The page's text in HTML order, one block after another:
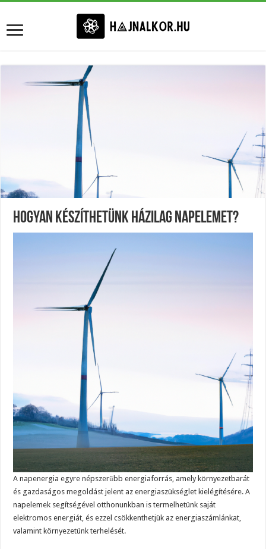
Hogyan Készíthetünk Házilag Napelemet?
A napenergia egyre népszerűbb energiaforrás, amely környezetbarát
és gazdaságos megoldást jelent az energiaszükséglet kielégítésére. A
napelemek segítségével otthonunkban is termelhetünk saját
elektromos energiát, és ezzel csökkenthetjük az energiaszámlánkat,
valamint környezetünk terhelését.